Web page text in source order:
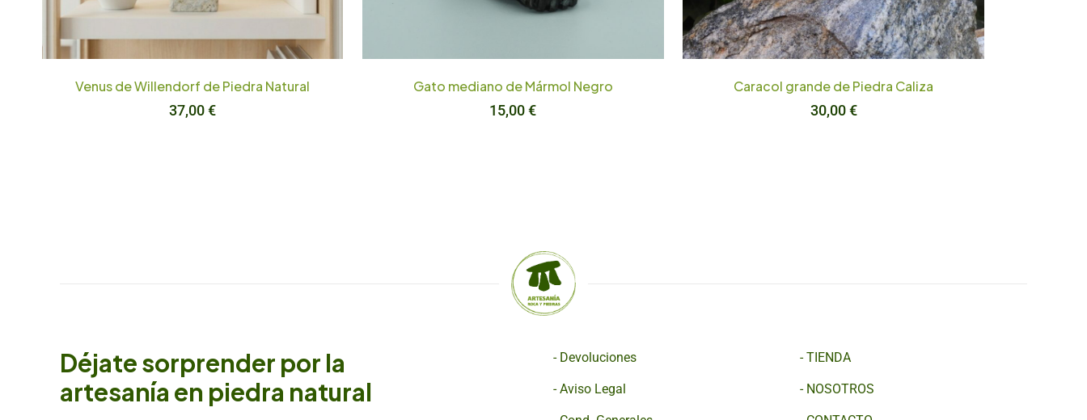
Venus de Willendorf de Piedra Natural
37,00€
Gato mediano de Mármol Negro
15,00€
Caracol grande de Piedra Caliza
30,00€
Déjate sorprender por la
artesanía en piedra natural
- Devoluciones
-Aviso Legal
-TIENDA
- NOSOTROS